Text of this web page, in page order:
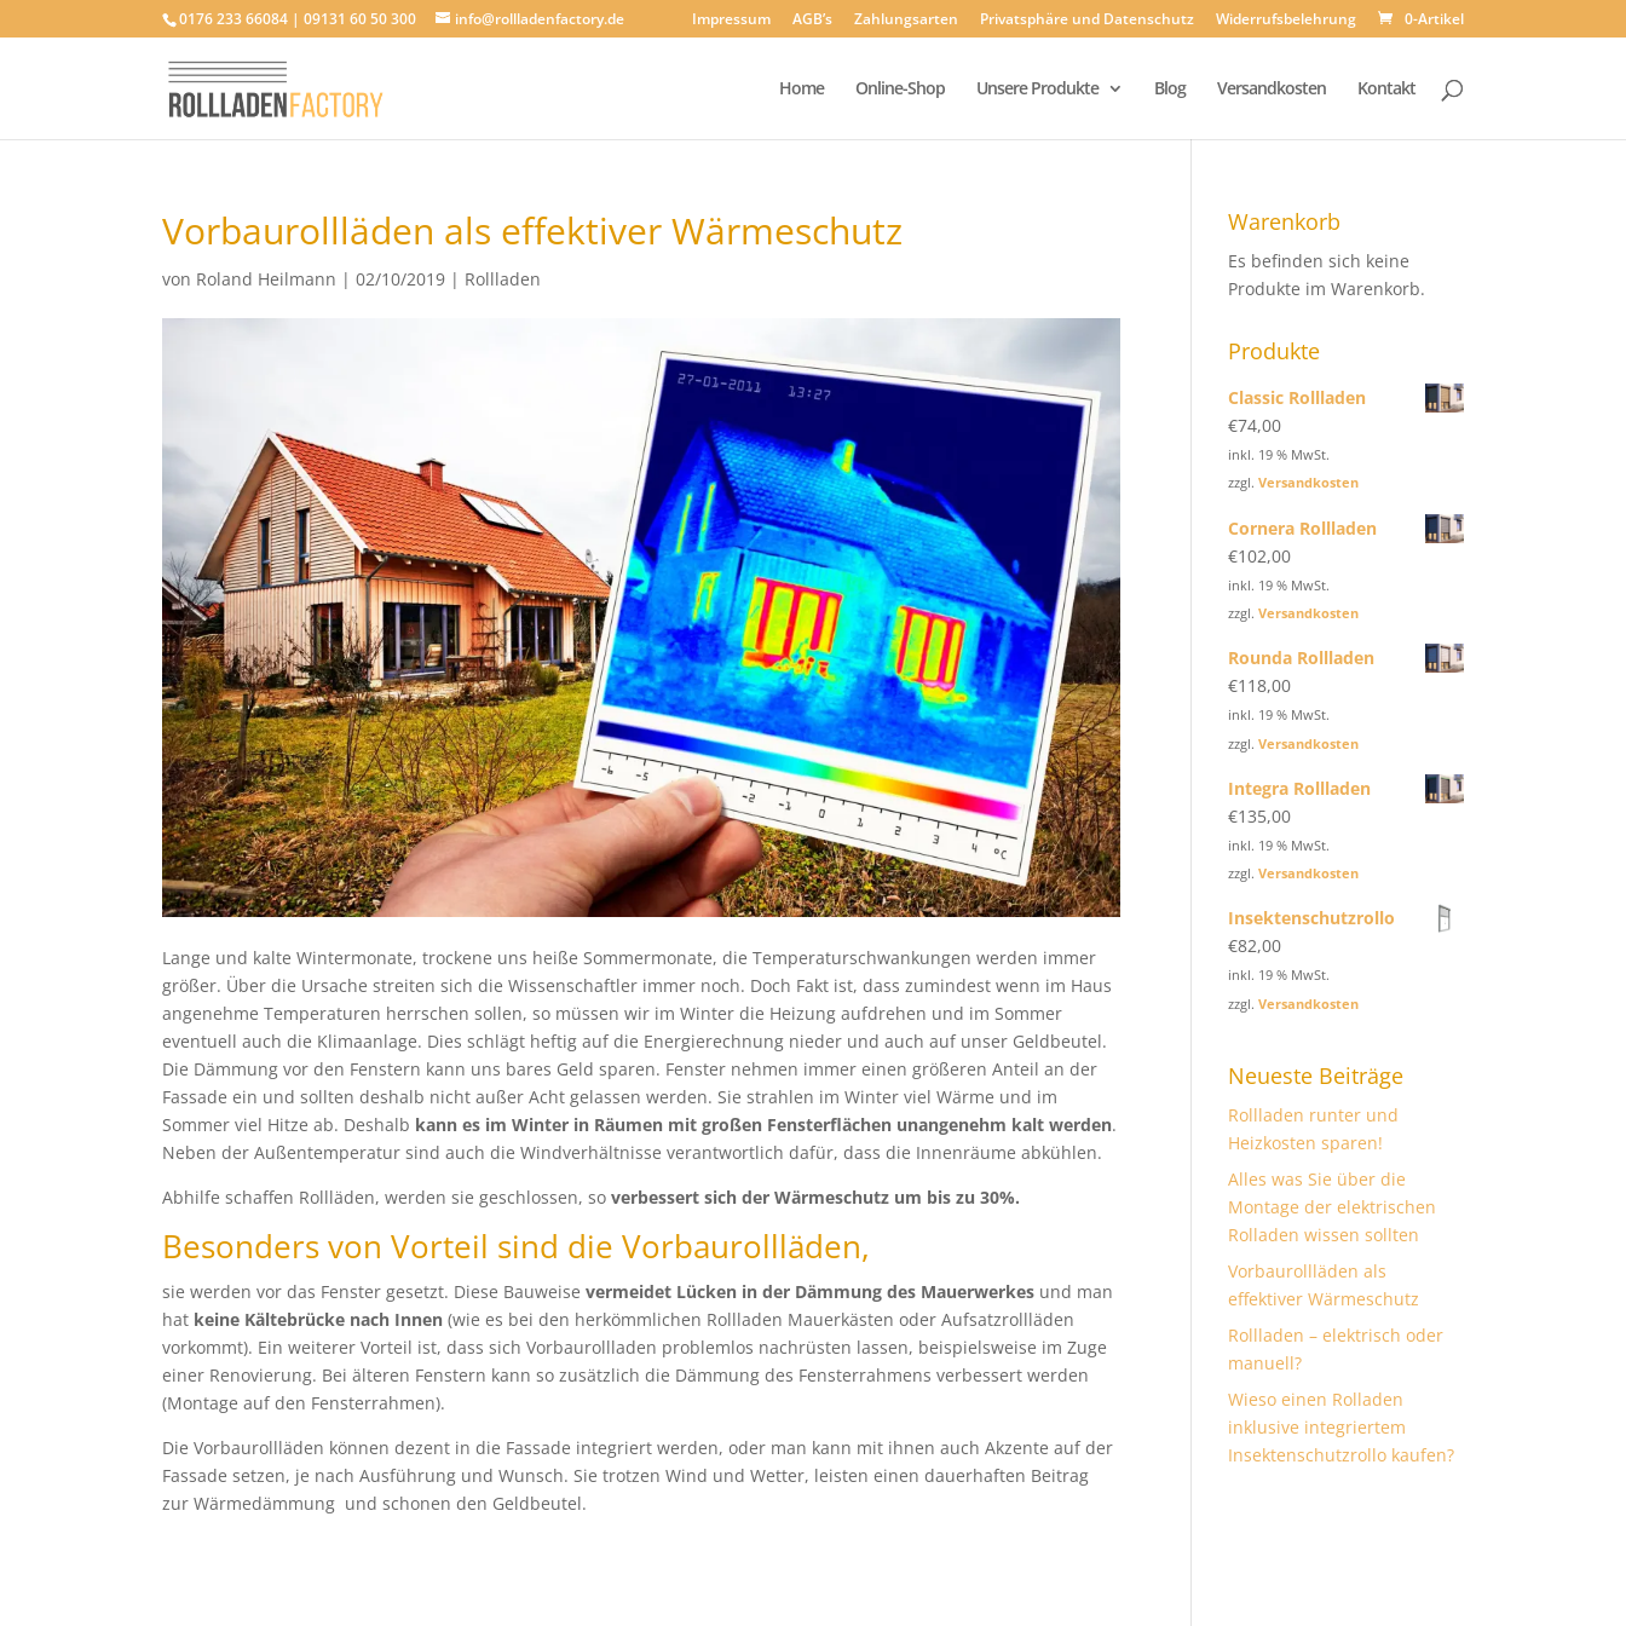
0176 233 66084 | 09131 60 50 300 info@rollladenfactory.de Impressum AGB’s Zahlungsarten Privatsphäre und Datenschutz Widerrufsbelehrung 0-Artikel
Home Online-Shop Unsere Produkte Blog Versandkosten Kontakt
Vorbaurollläden als effektiver Wärmeschutz
von Roland Heilmann |02/10/2019 | Rollladen
Lange und kalte Wintermonate, trockene uns heiße Sommermonate, die Temperaturschwankungen werden immer
größer. Über die Ursache streiten sich die Wissenschaftler immer noch. Doch Fakt ist, dass zumindest wenn im Haus
angenehme Temperaturen herrschen sollen, so müssen wir im Winter die Heizung aufdrehen und im Sommer
eventuell auch die Klimaanlage. Dies schlägt heftig auf die Energierechnung nieder und auch auf unser Geldbeutel.
Die Dämmung vor den Fenstern kann uns bares Geld sparen. Fenster nehmen immer einen größeren Anteil an der
Fassade ein und sollten deshalb nicht außer Acht gelassen werden. Sie strahlen im Winter viel Wärme und im
Sommer viel Hitze ab. Deshalb kann es im Winter in Räumen mit großen Fensterflächen unangenehm kalt werden.
Neben der Außentemperatur sind auch die Windverhältnisse verantwortlich dafür, dass die Innenräume abkühlen.
Abhilfe schaffen Rollläden, werden sie geschlossen, soverbessert sichder Wärmeschutz um bis zu 30%.
Besonders von Vorteil sind die Vorbaurollläden,
sie werden vor das Fenster gesetzt. Diese Bauweisevermeidet Lücken in der Dämmung des Mauerwerkes und man
hat keine Kältebrücke nach Innen (wie es bei den herkömmlichen Rollladen Mauerkästen oder Aufsatzrollläden
vorkommt). Ein weiterer Vorteil ist, dass sich Vorbaurollladen problemlos nachrüsten lassen, beispielsweise im Zuge
einer Renovierung. Bei älteren Fenstern kann so zusätzlich die Dämmung des Fensterrahmens verbessert werden
(Montage auf den Fensterrahmen).
Die Vorbaurollläden können dezent in die Fassade integriert werden, oder man kann mit ihnen auch Akzente auf der
Fassade setzen, je nach Ausführung und Wunsch. Sie trotzen Wind und Wetter, leisten einen dauerhaften Beitrag
zur Wärmedämmung und schonen den Geldbeutel.
Warenkorb
Es befinden sich keine
Produkte im Warenkorb.
Produkte
Classic Rollladen
€74,00
inkl. 19 % MwSt.
zzgl.Versandkosten
Cornera Rollladen
€102,00
inkl. 19 % MwSt.
zzgl.Versandkosten
Rounda Rollladen
€118,00
inkl. 19 % MwSt.
zzgl.Versandkosten
Integra Rollladen
€135,00
inkl. 19 % MwSt.
zzgl.Versandkosten
Insektenschutzrollo
€82,00
inkl. 19 % MwSt.
zzgl.Versandkosten
Neueste Beiträge
Rollladen runter und
Heizkosten sparen!
Alles was Sie über die
Montage der elektrischen
Rolladen wissen sollten
Vorbaurollläden als
effektiver Wärmeschutz
Rollladen – elektrisch oder
manuell?
Wieso einen Rolladen
inklusive integriertem
Insektenschutzrollo kaufen?